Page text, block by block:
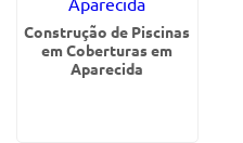
Construção de Piscinas
em Coberturas em
Aparecida